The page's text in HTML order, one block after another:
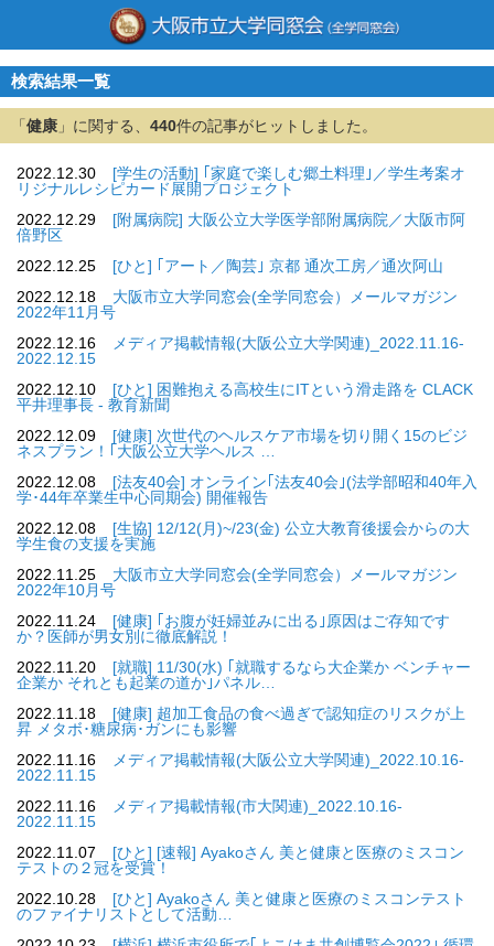
検索結果一覧
「 健康 」に関する、 440件の記事がヒットしました。
2022.12.30
[学生の活動] ｢家庭で楽しむ郷土料理｣／学生考案オ
リジナルレシピカード展開プロジェクト
2022.12.29
[附属病院] 大阪公立大学医学部附属病院／大阪市阿
倍野区
2022.12.25
[ひと] ｢アート／陶芸｣ 京都 通次工房／通次阿山
2022.12.18
大阪市立大学同窓会(全学同窓会）メールマガジン
2022年11月号
2022.12.16
メディア掲載情報(大阪公立大学関連)_2022.11.16-
2022.12.15
2022.12.10
[ひと] 困難抱える高校生にITという滑走路を CLACK
平井理事長 - 教育新聞
2022.12.09
[健康] 次世代のヘルスケア市場を切り開く15のビジ
ネスプラン！｢大阪公立大学ヘルス …
2022.12.08
[法友40会] オンライン｢法友40会｣(法学部昭和40年入
学･44年卒業生中心同期会) 開催報告
2022.12.08
[生協] 12/12(月)~/23(金) 公立大教育後援会からの大
学生食の支援を実施
2022.11.25
大阪市立大学同窓会(全学同窓会）メールマガジン
2022年10月号
2022.11.24
[健康] ｢お腹が妊婦並みに出る｣原因はご存知です
か？医師が男女別に徹底解説！
2022.11.20
[就職] 11/30(水) ｢就職するなら大企業か ベンチャー
企業か それとも起業の道か｣パネル…
2022.11.18
[健康] 超加工食品の食べ過ぎで認知症のリスクが上
昇 メタボ･糖尿病･ガンにも影響
2022.11.16
メディア掲載情報(大阪公立大学関連)_2022.10.16-
2022.11.15
2022.11.16
メディア掲載情報(市大関連)_2022.10.16-
2022.11.15
2022.11.07
[ひと] [速報] Ayakoさん 美と健康と医療のミスコン
テストの２冠を受賞！
2022.10.28
[ひと] Ayakoさん 美と健康と医療のミスコンテスト
のファイナリストとして活動…